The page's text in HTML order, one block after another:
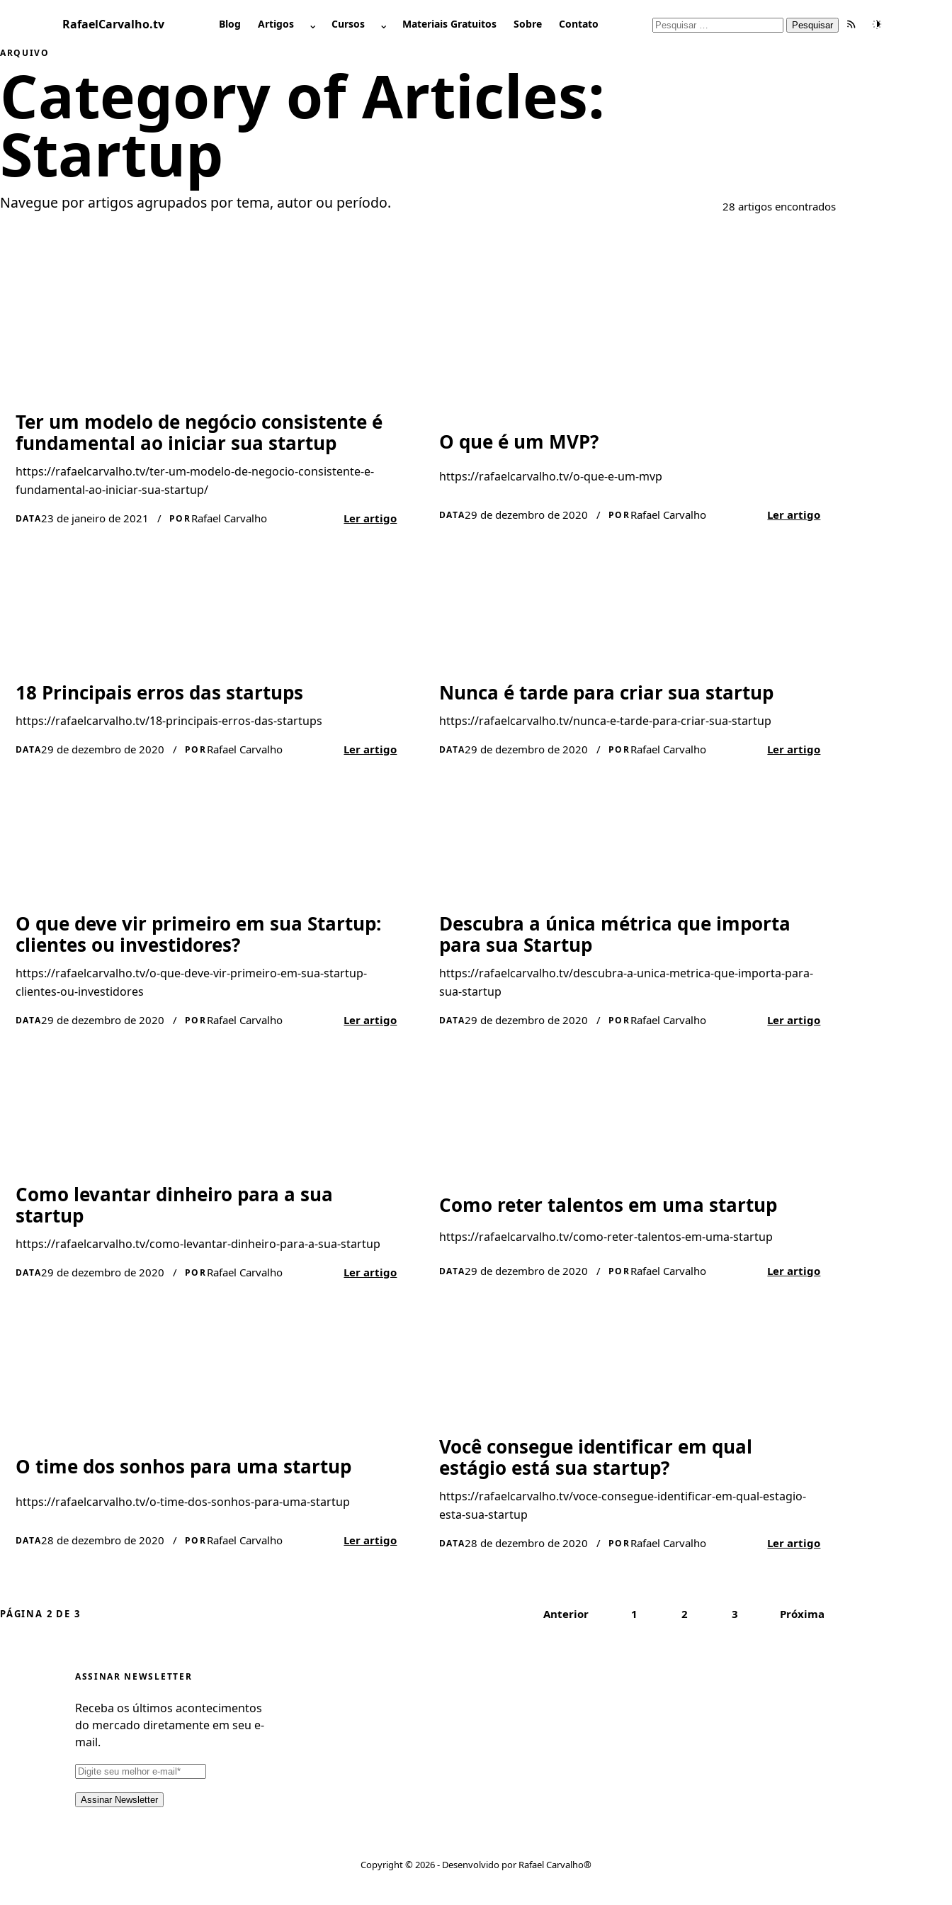
conteúdo
RafaelCarvalho.tv Blog Artigos Abrir submenu
⌄ Cursos Abrir submenu
⌄ Materiais Gratuitos Sobre Contato
Pesquisar
Feed RSSTema
ARQUIVO
Category of Articles:
Startup
Navegue por artigos agrupados por tema, autor ou período. 28 artigos encontrados
Ter um modelo de negócio consistente é
fundamental ao iniciar sua startup
https://rafaelcarvalho.tv/ter-um-modelo-de-negocio-consistente-e-
fundamental-ao-iniciar-sua-startup/
DATA23 de janeiro de 2021 / PORRafael Carvalho Ler artigo
O que é um MVP?
https://rafaelcarvalho.tv/o-que-e-um-mvp
DATA29 de dezembro de 2020 / PORRafael Carvalho Ler artigo
18 Principais erros das startups
https://rafaelcarvalho.tv/18-principais-erros-das-startups
DATA29 de dezembro de 2020 / PORRafael Carvalho Ler artigo
Nunca é tarde para criar sua startup
https://rafaelcarvalho.tv/nunca-e-tarde-para-criar-sua-startup
DATA29 de dezembro de 2020 / PORRafael Carvalho Ler artigo
O que deve vir primeiro em sua Startup:
clientes ou investidores?
https://rafaelcarvalho.tv/o-que-deve-vir-primeiro-em-sua-startup-
clientes-ou-investidores
DATA29 de dezembro de 2020 / PORRafael Carvalho Ler artigo
Descubra a única métrica que importa
para sua Startup
https://rafaelcarvalho.tv/descubra-a-unica-metrica-que-importa-para-
sua-startup
DATA29 de dezembro de 2020 / PORRafael Carvalho Ler artigo
Como levantar dinheiro para a sua
startup
https://rafaelcarvalho.tv/como-levantar-dinheiro-para-a-sua-startup
DATA29 de dezembro de 2020 / PORRafael Carvalho Ler artigo
Como reter talentos em uma startup
https://rafaelcarvalho.tv/como-reter-talentos-em-uma-startup
DATA29 de dezembro de 2020 / PORRafael Carvalho Ler artigo
O time dos sonhos para uma startup
https://rafaelcarvalho.tv/o-time-dos-sonhos-para-uma-startup
DATA28 de dezembro de 2020 / PORRafael Carvalho Ler artigo
Você consegue identificar em qual
estágio está sua startup?
https://rafaelcarvalho.tv/voce-consegue-identificar-em-qual-estagio-
esta-sua-startup
DATA28 de dezembro de 2020 / PORRafael Carvalho Ler artigo
PÁGINA 2 DE 3 Anterior 1 2 3 Próxima
ASSINAR NEWSLETTER
Receba os últimos acontecimentos
do mercado diretamente em seu e-
mail.
Copyright © 2026 - Desenvolvido por Rafael Carvalho®